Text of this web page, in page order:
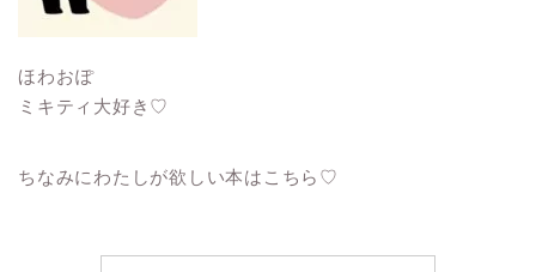
ほわおぽ
ミキティ大好き♡
ちなみにわたしが欲しい本はこちら♡